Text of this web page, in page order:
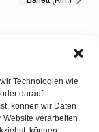
Technologien wie
darauf
können wir Daten
Website verarbeiten.